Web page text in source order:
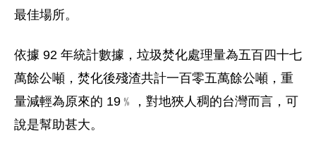
最佳場所。
依據 92 年統計數據，垃圾焚化處理量為五百四十七
萬餘公噸，焚化後殘渣共計一百零五萬餘公噸，重
量減輕為原來的 19﹪，對地狹人稠的台灣而言，可
說是幫助甚大。